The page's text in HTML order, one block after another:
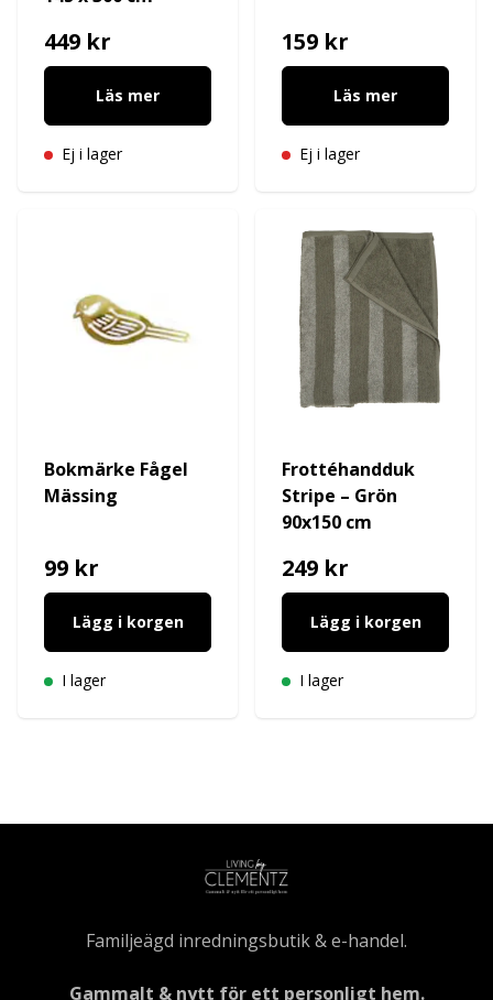
449 kr
Läs mer
Ej i lager
159 kr
Läs mer
Ej i lager
Bokmärke Fågel
Mässing
99 kr
Lägg i korgen
I lager
Frottéhandduk
Stripe – Grön
90x150 cm
249 kr
Lägg i korgen
I lager
Familjeägd inredningsbutik & e-handel.
Gammalt & nytt för ett personligt hem.